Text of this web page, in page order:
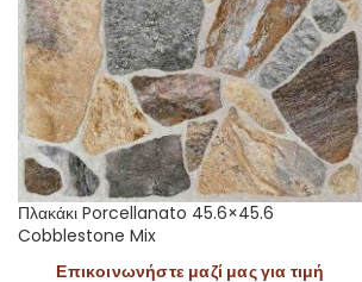
Πλακάκι Porcellanato 45.6×45.6
Cobblestone Mix
Επικοινωνήστε μαζί μας για τιμή